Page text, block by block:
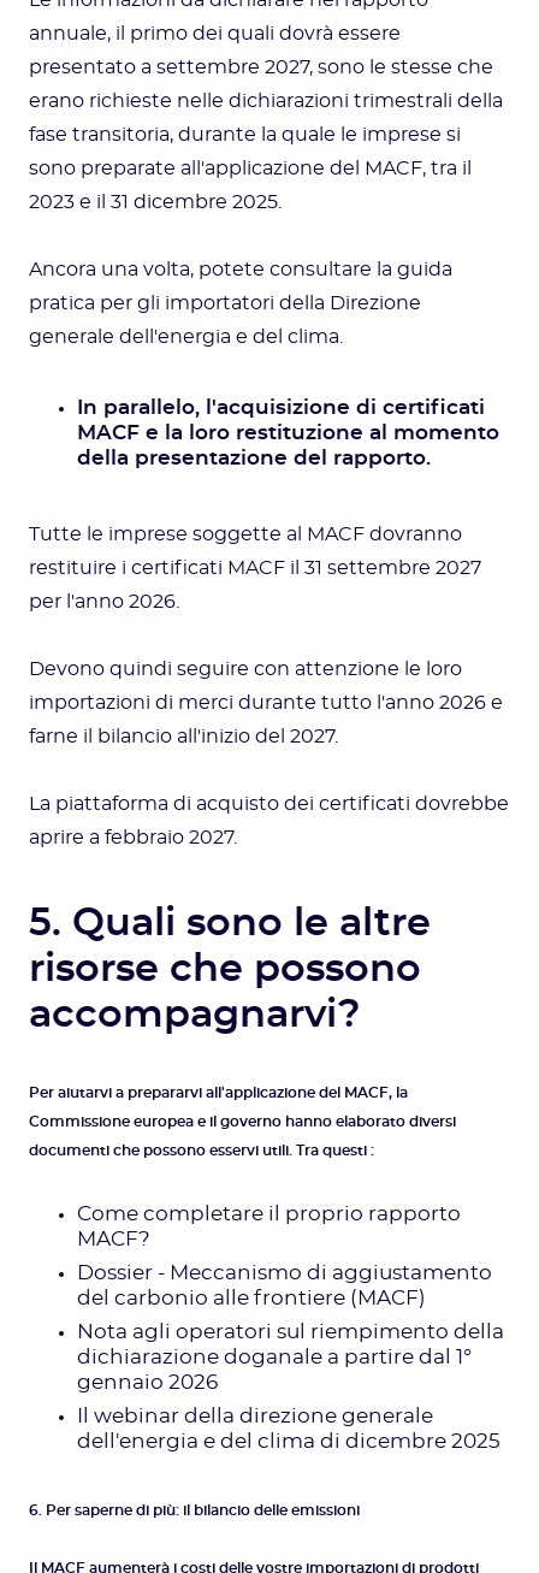
annuale, il primo dei quali dovrà essere
presentato a settembre 2027, sono le stesse che
erano richieste nelle dichiarazioni trimestrali della
fase transitoria, durante la quale le imprese si
sono preparate all'applicazione del MACF, tra il
2023 e il 31 dicembre 2025.
Ancora una volta, potete consultare la guida
pratica per gli importatori della Direzione
generale dell'energia e del clima.
In parallelo, l'acquisizione di certificati
MACF e la loro restituzione al momento
della presentazione del rapporto.
Tutte le imprese soggette al MACF dovranno
restituire i certificati MACF il 31 settembre 2027
per l'anno 2026.
Devono quindi seguire con attenzione le loro
importazioni di merci durante tutto l'anno 2026 e
farne il bilancio all'inizio del 2027.
La piattaforma di acquisto dei certificati dovrebbe
aprire a febbraio 2027.
5. Quali sono le altre
risorse che possono
accompagnarvi?
Per aiutarvi a prepararvi all'applicazione del MACF, la
Commissione europea e il governo hanno elaborato diversi
documenti che possono esservi utili. Tra questi :
Come completare il proprio rapporto
MACF?
Dossier - Meccanismo di aggiustamento
del carbonio alle frontiere (MACF)
Nota agli operatori sul riempimento della
dichiarazione doganale a partire dal 1°
gennaio 2026
Il webinar della direzione generale
dell'energia e del clima di dicembre 2025
6. Per saperne di più: il bilancio delle emissioni
Il MACF aumenterà i costi delle vostre importazioni di prodotti